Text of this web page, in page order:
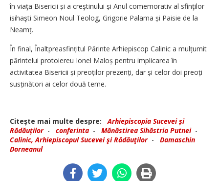
în viaţa Bisericii și a creştinului și Anul comemorativ al sfinţilor
isihaşti Simeon Noul Teolog, Grigorie Palama și Paisie de la
Neamț.
În final, Înaltpreasfințitul Părinte Arhiepiscop Calinic a mulțumit
părintelui protoiereu Ionel Maloș pentru implicarea în
activitatea Bisericii și preoților prezenți, dar și celor doi preoți
susținători ai celor două teme.
Citeşte mai multe despre:
Arhiepiscopia Sucevei și
Rădăuților- conferinta - Mănăstirea Sihăstria Putnei-
Calinic, Arhiepiscopul Sucevei şi Rădăuţilor- Damaschin
Dorneanul